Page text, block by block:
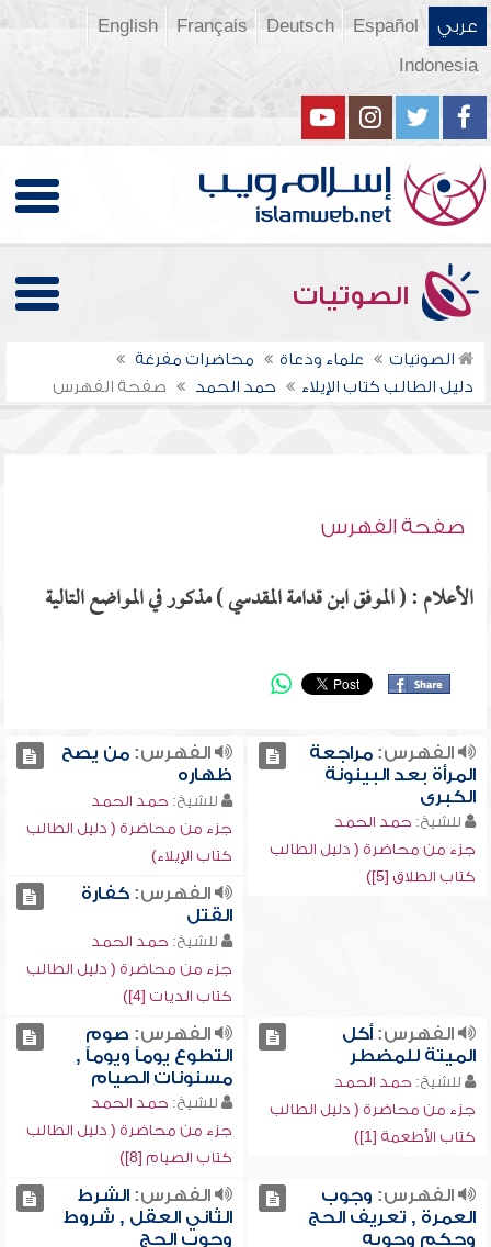
عربي Español
Deutsch
Français
English
Indonesia
الصوتيات
الصوتيات علماء ودعاة
محاضرات مفرغة
دليل الطالب كتاب الإيلاء
حمد الحمد صفحة الفهرس
صفحة الفهرس
الأعلام : ( الموفق ابن قدامة المقدسي ) مذكور في المواضع التالية
الفهرس:مراجعة
المرأة بعد البينونة
الكبرى
للشيخ: حمد الحمد
جزء من محاضرة ( دليل الطالب
كتاب الطلاق [5])
الفهرس:من يصح
ظهاره
للشيخ: حمد الحمد
جزء من محاضرة ( دليل الطالب
كتاب الإيلاء)
الفهرس:كفارة
القتل
للشيخ: حمد الحمد
جزء من محاضرة ( دليل الطالب
كتاب الديات [4])
الفهرس:أكل
الميتة للمضطر
للشيخ: حمد الحمد
جزء من محاضرة ( دليل الطالب
كتاب الأطعمة [1])
الفهرس: صوم
التطوع يوماً ويوماً ,
مسنونات الصيام
للشيخ: حمد الحمد
جزء من محاضرة ( دليل الطالب
كتاب الصيام [8])
الفهرس: وجوب
العمرة , تعريف الحج
وحكم وجوبه
الفهرس:الشرط
الثاني العقل , شروط
وجوب الحج